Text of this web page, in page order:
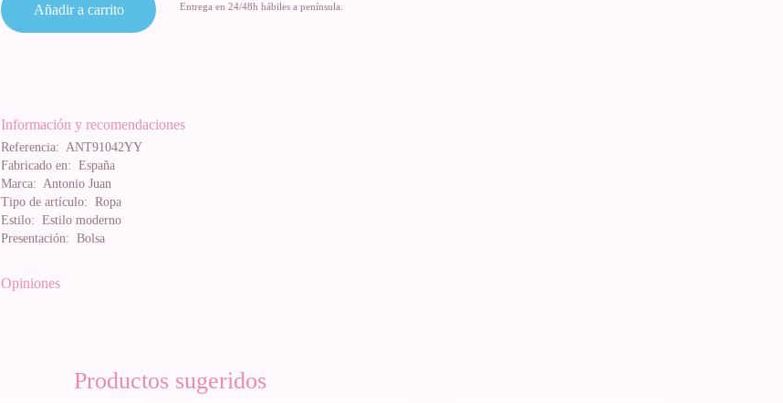
Entrega en 24/48h hábiles a península.
Añadir a carrito
Información y recomendaciones
Referencia: ANT91042YY
Fabricado en: España
Marca: Antonio Juan
Tipo de artículo: Ropa
Estilo: Estilo moderno
Presentación: Bolsa
Opiniones
Productos sugeridos